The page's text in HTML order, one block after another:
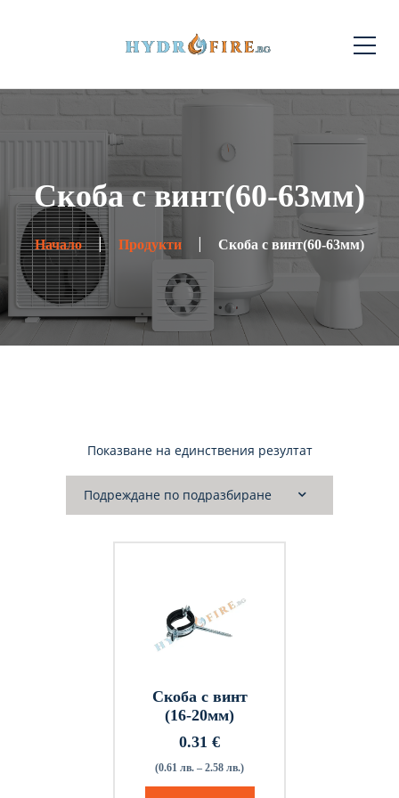
Скоба с винт(60-63мм)
Начало Продукти Скоба с винт(60-63мм)
Показване на единствения резултат
Скоба с винт
(16-20мм)
0.31 €
(0.61 лв. – 2.58 лв.)